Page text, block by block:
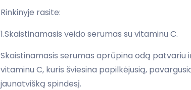
Rinkinyje rasite:
1.Skaistinamasis veido serumas su vitaminu C.
Skaistinamasis serumas aprūpina odą patvariu
vitaminu C, kuris šviesina papilkėjusią,
jaunatvišką spindesį.